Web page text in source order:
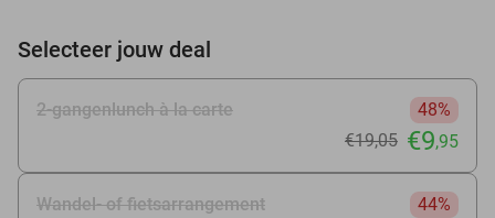
Selecteer jouw deal
2-gangenlunch à la carte
48%
€19,05 €9,95
Wandel- of fietsarrangement
44%